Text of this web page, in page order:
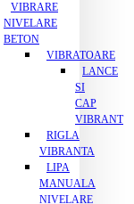
VIBRARE
NIVELARE
BETON
VIBRATOARE
LANCE
SI
CAP
VIBRANT
RIGLA
VIBRANTA
LIPA
MANUALA
NIVELARE